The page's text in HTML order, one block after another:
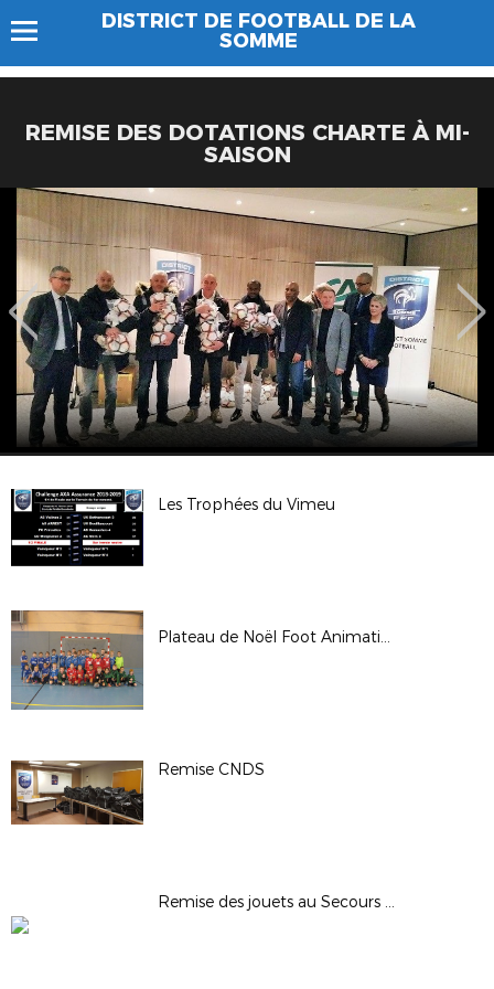
DISTRICT DE FOOTBALL DE LA
SOMME
REMISE DES DOTATIONS CHARTE À MI-
SAISON
Les Trophées du Vimeu
Plateau de Noël Foot Animation
Remise CNDS
Remise des jouets au Secours Populaire